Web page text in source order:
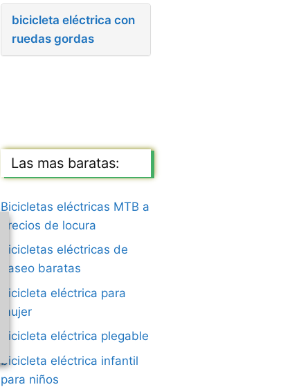
bicicleta eléctrica con
ruedas gordas
Las mas baratas:
Bicicletas eléctricas MTB a
precios de locura
bicicletas eléctricas de
paseo baratas
bicicleta eléctrica para
mujer
bicicleta eléctrica plegable
bicicleta eléctrica infantil
para niños